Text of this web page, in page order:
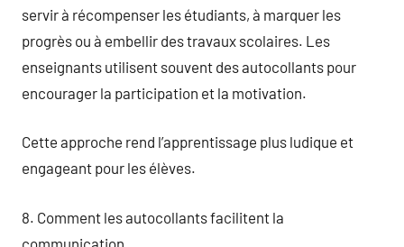
servir à récompenser les étudiants, à marquer les
progrès ou à embellir des travaux scolaires. Les
enseignants utilisent souvent des autocollants pour
encourager la participation et la motivation.
Cette approche rend l’apprentissage plus ludique et
engageant pour les élèves.
8. Comment les autocollants facilitent la
communication